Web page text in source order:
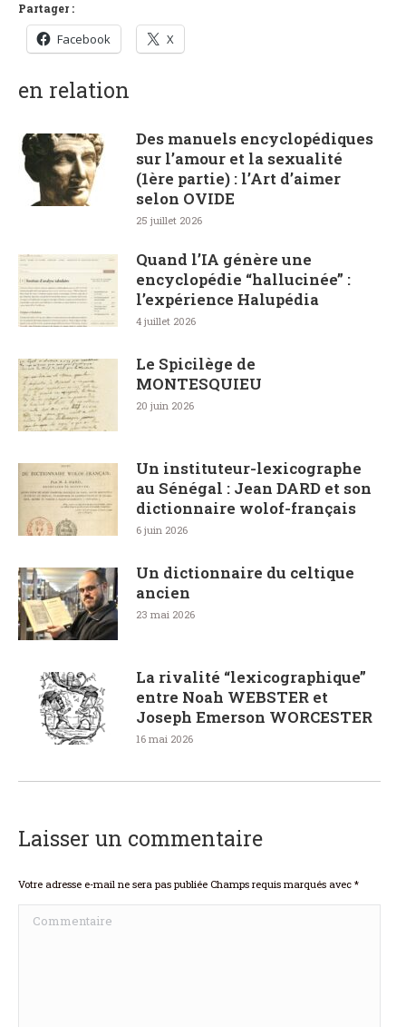
Partager :
Facebook X
en relation
Des manuels encyclopédiques
sur l’amour et la sexualité
(1ère partie) : l’Art d’aimer
selon OVIDE
25 juillet 2026
Quand l’IA génère une
encyclopédie “hallucinée” :
l’expérience Halupédia
4 juillet 2026
Le Spicilège de
MONTESQUIEU
20 juin 2026
Un instituteur-lexicographe
au Sénégal : Jean DARD et son
dictionnaire wolof-français
6 juin 2026
Un dictionnaire du celtique
ancien
23 mai 2026
La rivalité “lexicographique”
entre Noah WEBSTER et
Joseph Emerson WORCESTER
16 mai 2026
Laisser un commentaire
Votre adresse e-mail ne sera pas publiée Champs requis marqués avec *
Commentaire